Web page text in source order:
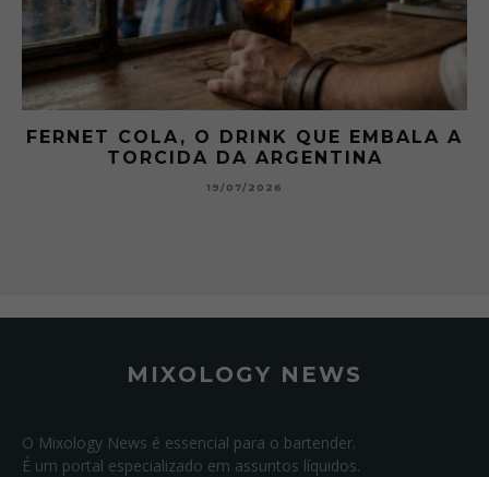
FERNET COLA, O DRINK QUE EMBALA A
TORCIDA DA ARGENTINA
19/07/2026
MIXOLOGY NEWS
O Mixology News é essencial para o bartender.
É um portal especializado em assuntos líquidos.